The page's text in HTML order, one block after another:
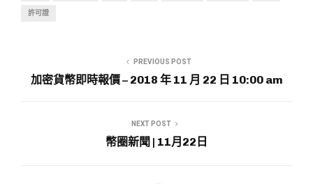
許可證
PREVIOUS POST
加密貨幣即時報價 – 2018 年 11 月 22 日 10:00 am
NEXT POST
幣圈新聞 | 11月22日